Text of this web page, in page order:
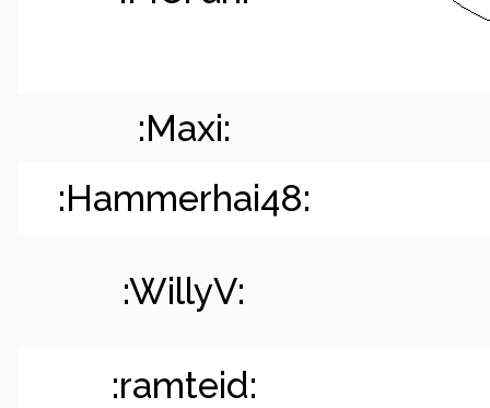
:Maxi:
:Hammerhai48:
:WillyV:
:ramteid: